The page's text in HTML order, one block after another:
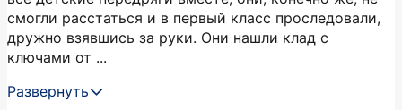
смогли расстаться и в первый класс проследовали,
дружно взявшись за руки. Они нашли клад с
ключами от ...
Развернуть